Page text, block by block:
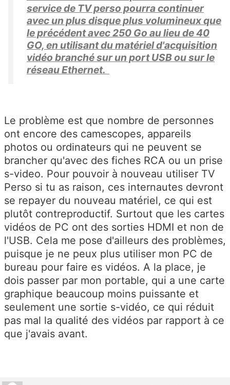
service de TV perso pourra continuer
avec un plus disque plus volumineux que
le précédent avec 250 Go au lieu de 40
GO, en utilisant du matériel d'acquisition
vidéo branché sur un port USB ou sur le
réseau Ethernet.
Le problème est que nombre de personnes
ont encore des camescopes, appareils
photos ou ordinateurs qui ne peuvent se
brancher qu'avec des fiches RCA ou un prise
s-video. Pour pouvoir à nouveau utiliser TV
Perso si tu as raison, ces internautes devront
se repayer du nouveau matériel, ce qui est
plutôt contreproductif. Surtout que les cartes
vidéos de PC ont des sorties HDMI et non de
l'USB. Cela me pose d'ailleurs des problèmes,
puisque je ne peux plus utiliser mon PC de
bureau pour faire es vidéos. A la place, je
dois passer par mon portable, qui a une carte
graphique beaucoup moins puissante et
seulement une sortie s-vidéo, ce qui réduit
pas mal la qualité des vidéos par rapport à ce
que j'avais avant.